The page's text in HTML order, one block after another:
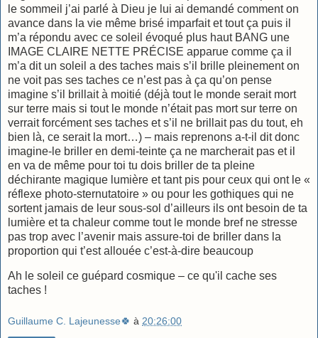
le sommeil j’ai parlé à Dieu je lui ai demandé comment on
avance dans la vie même brisé imparfait et tout ça puis il
m’a répondu avec ce soleil évoqué plus haut BANG une
IMAGE CLAIRE NETTE PRÉCISE apparue comme ça il
m’a dit un soleil a des taches mais s’il brille pleinement on
ne voit pas ses taches ce n’est pas à ça qu’on pense
imagine s’il brillait à moitié (déjà tout le monde serait mort
sur terre mais si tout le monde n’était pas mort sur terre on
verrait forcément ses taches et s’il ne brillait pas du tout, eh
bien là, ce serait la mort…) – mais reprenons a-t-il dit donc
imagine-le briller en demi-teinte ça ne marcherait pas et il
en va de même pour toi tu dois briller de ta pleine
déchirante magique lumière et tant pis pour ceux qui ont le «
réflexe photo-sternutatoire » ou pour les gothiques qui ne
sortent jamais de leur sous-sol d’ailleurs ils ont besoin de ta
lumière et ta chaleur comme tout le monde bref ne stresse
pas trop avec l’avenir mais assure-toi de briller dans la
proportion qui t’est allouée c’est-à-dire beaucoup
Ah le soleil ce guépard cosmique – ce qu'il cache ses
taches !
Guillaume C. Lajeunesse🍀 à 20:26:00